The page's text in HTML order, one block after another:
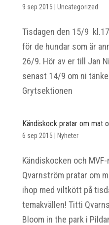
9 sep 2015 Uncategorized
Tisdagen den 15/9
för de hundar som är
26/9. Hör av er till Jan
senast 14/9 om ni
Grytsektionen
Kändiskock pratar om mat
6 sep 2015 Nyheter
Kändiskocken och
Qvarnström pratar om
ihop med viltkött på
temakvällen! Titti
Bloom in the park i